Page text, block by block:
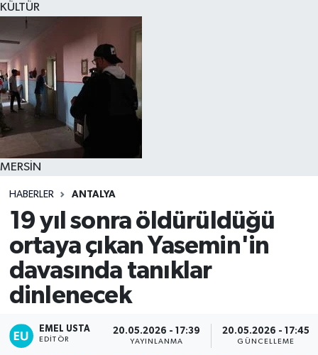
KÜLTÜR
MERSİN
HABERLER ANTALYA
19 yıl sonra öldürüldüğü
ortaya çıkan Yasemin'in
davasında tanıklar
dinlenecek
EMEL USTA
EDITÖR
20.05.2026 - 17:39
YAYINLANMA
20.05.2026 - 17:45
GÜNCELLEME